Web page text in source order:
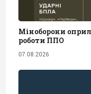
Міноборони
роботи ППО
07.08.2026